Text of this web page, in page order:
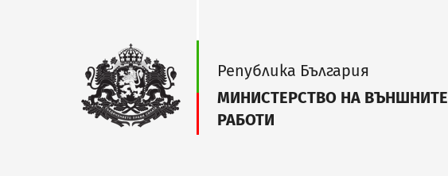
Република България
МИНИСТЕРСТВО НА ВЪНШНИТЕ
РАБОТИ